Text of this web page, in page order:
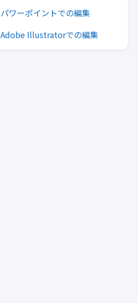
パワーポイントでの編集
Adobe Illustratorでの編集